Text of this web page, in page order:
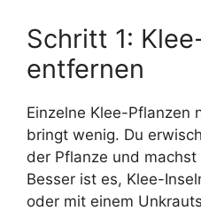
Schritt 1:
entfernen
Einzelne Klee-Pflanzen
bringt wenig. Du
der Pflanze und
Besser ist es, Klee-
oder mit einem